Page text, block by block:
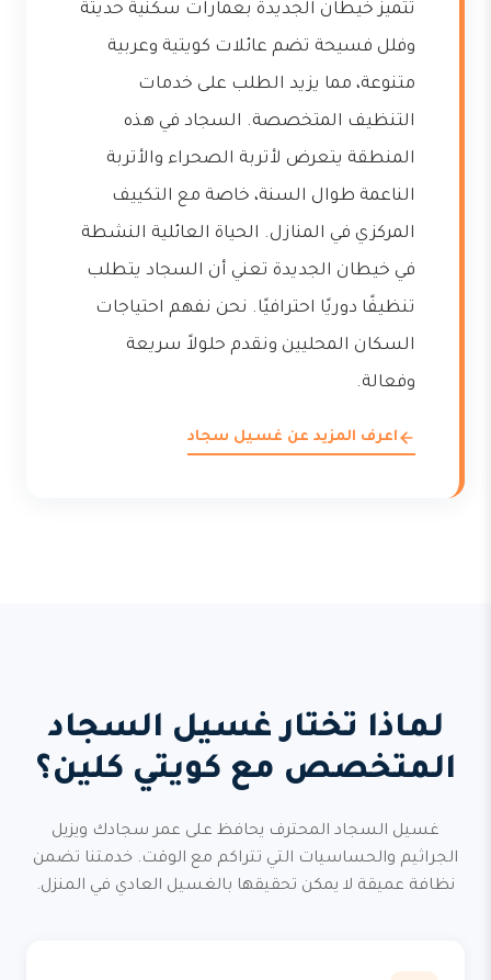
تتميز خيطان الجديدة بعمارات سكنية حديثة
وفلل فسيحة تضم عائلات كويتية وعربية
متنوعة، مما يزيد الطلب على خدمات
التنظيف المتخصصة. السجاد في هذه
المنطقة يتعرض لأتربة الصحراء والأتربة
الناعمة طوال السنة، خاصة مع التكييف
المركزي في المنازل. الحياة العائلية النشطة
في خيطان الجديدة تعني أن السجاد يتطلب
تنظيفًا دوريًا احترافيًا. نحن نفهم احتياجات
السكان المحليين ونقدم حلولاً سريعة
وفعالة.
اعرف المزيد عن غسيل سجاد
لماذا تختار غسيل السجاد
المتخصص مع كويتي كلين؟
غسيل السجاد المحترف يحافظ على عمر سجادك ويزيل
الجراثيم والحساسيات التي تتراكم مع الوقت. خدمتنا تضمن
نظافة عميقة لا يمكن تحقيقها بالغسيل العادي في المنزل.